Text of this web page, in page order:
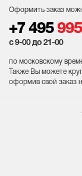
Оформить заказ
+7 495
с 9-00 до 21-00
по московскому
Также Вы можете
оформив свой заказ